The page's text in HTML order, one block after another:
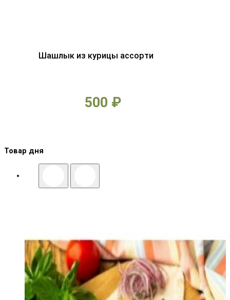
Шашлык из курицы ассорти
500 ₽
Товар дня